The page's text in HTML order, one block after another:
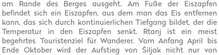
am Rande des Berges ausgeht. Am Fuße der Eiszapfen
befindet sich ein Eiszapfen, aus dem man das Eis entfernen
kann, das sich durch kontinuierlichen Tiefgang bildet, der die
Temperatur in den Eiszapfen senkt. Rtanj ist ein meist
begehrtes Touristenziel für Wanderer. Vom Anfang April bis
Ende Oktober wird der Aufstieg von Šiljak nicht nur von